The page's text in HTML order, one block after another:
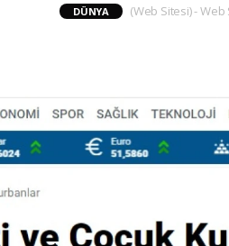
DÜNYA (Web Sitesi) - Web